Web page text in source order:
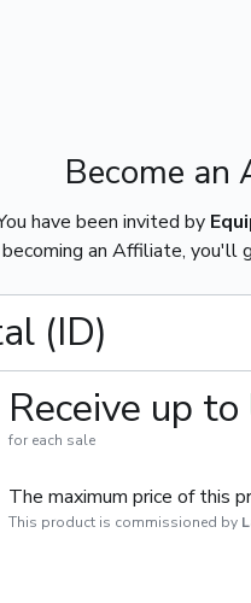
Become
have been invited by
an Affiliate, you'll
(ID)
Receive up to
for each sale
The maximum price of this
This product is commissioned by